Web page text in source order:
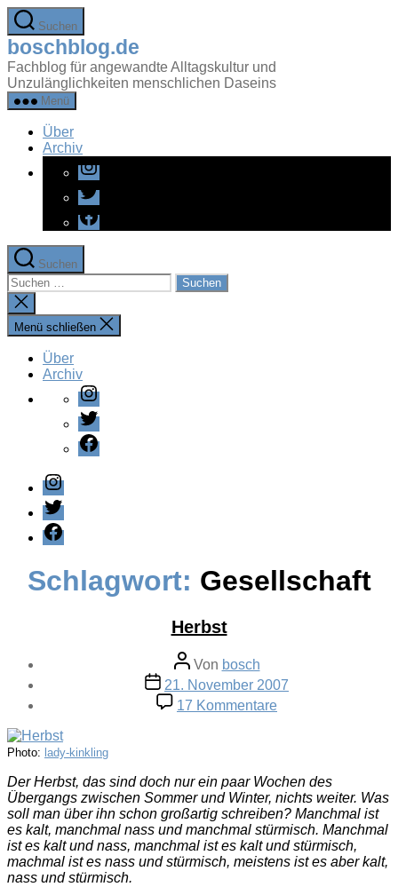
Zum
Inhalt
springen
Suchen
boschblog.de
Fachblog für angewandte Alltagskultur und
Unzulänglichkeiten menschlichen Daseins
Menü
Über
Archiv
Instagram
Twitter
Facebook
Suchen
Suchen
nach:
Suche
schließen
Menü schließen
Über
Archiv
Instagram
Twitter
Facebook
Instagram
Twitter
Facebook
Schlagwort: Gesellschaft
Herbst
Beitragsautor
Von bosch
Veröffentlichungsdatum
21. November 2007
17 Kommentare
Herbst
Photo: lady-kinkling
Der Herbst, das sind doch nur ein paar Wochen des
Übergangs zwischen Sommer und Winter, nichts weiter. Was
soll man über ihn schon großartig schreiben? Manchmal ist
es kalt, manchmal nass und manchmal stürmisch. Manchmal
ist es kalt und nass, manchmal ist es kalt und stürmisch,
machmal ist es nass und stürmisch, meistens ist es aber kalt,
nass und stürmisch.